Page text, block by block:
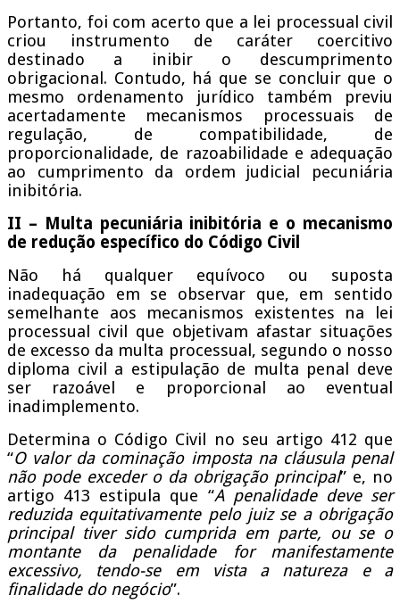
Portanto, foi com acerto que a lei processual civil
criou instrumento de caráter coercitivo
destinado a inibir o descumprimento
obrigacional. Contudo, há que se concluir que o
mesmo ordenamento jurídico também previu
acertadamente mecanismos processuais de
regulação, de compatibilidade, de
proporcionalidade, de razoabilidade e adequação
ao cumprimento da ordem judicial pecuniária
inibitória.
II – Multa pecuniária inibitória e o mecanismo
de redução específico do Código Civil
Não há qualquer equívoco ou suposta
inadequação em se observar que, em sentido
semelhante aos mecanismos existentes na lei
processual civil que objetivam afastar situações
de excesso da multa processual, segundo o nosso
diploma civil a estipulação de multa penal deve
ser razoável e proporcional ao eventual
inadimplemento.
Determina o Código Civil no seu artigo 412 que
“O valor da cominação imposta na cláusula penal
não pode exceder o da obrigação principal” e, no
artigo 413 estipula que “A penalidade deve ser
reduzida equitativamente pelo juiz se a obrigação
principal tiver sido cumprida em parte, ou se o
montante da penalidade for manifestamente
excessivo, tendo-se em vista a natureza e a
finalidade do negócio”.